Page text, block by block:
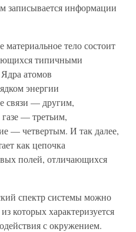
записывается информации
тело состоит
типичными
атомов
энергии
связи — другим,
— третьим,
— четвертым. И так далее,
как цепочка
полей, отличающихся
спектр системы можно
которых характеризуется
с окружением.